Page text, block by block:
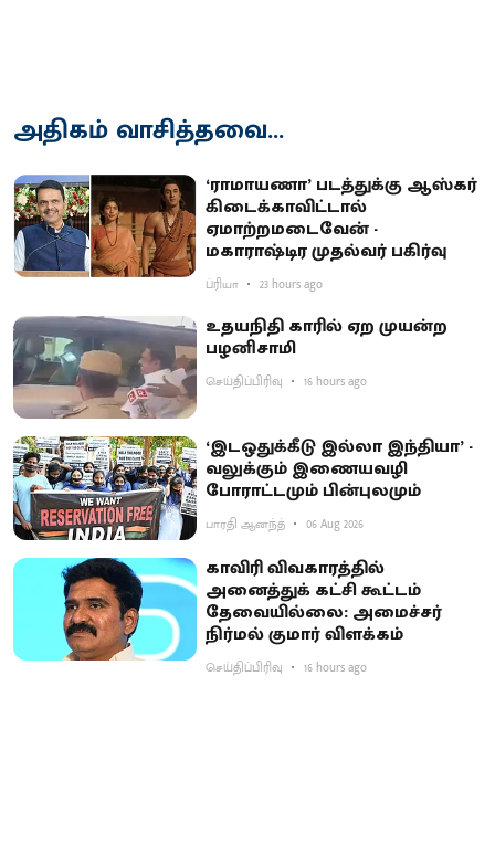
அதிகம் வாசித்தவை...
‘ராமாயணா’ படத்துக்கு ஆஸ்கர்
கிடைக்காவிட்டால்
ஏமாற்றமடைவேன் -
மகாராஷ்டிர முதல்வர் பகிர்வு
ப்ரியா 23 hours ago
உதயநிதி காரில் ஏற முயன்ற
பழனிசாமி
செய்திப்பிரிவு 16 hours ago
‘இடஒதுக்கீடு இல்லா இந்தியா’ -
வலுக்கும் இணையவழி
போராட்டமும் பின்புலமும்
பாரதி ஆனந்த் 06 Aug 2026
காவிரி விவகாரத்தில்
அனைத்துக் கட்சி கூட்டம்
தேவையில்லை: அமைச்சர்
நிர்மல் குமார் விளக்கம்
செய்திப்பிரிவு 16 hours ago